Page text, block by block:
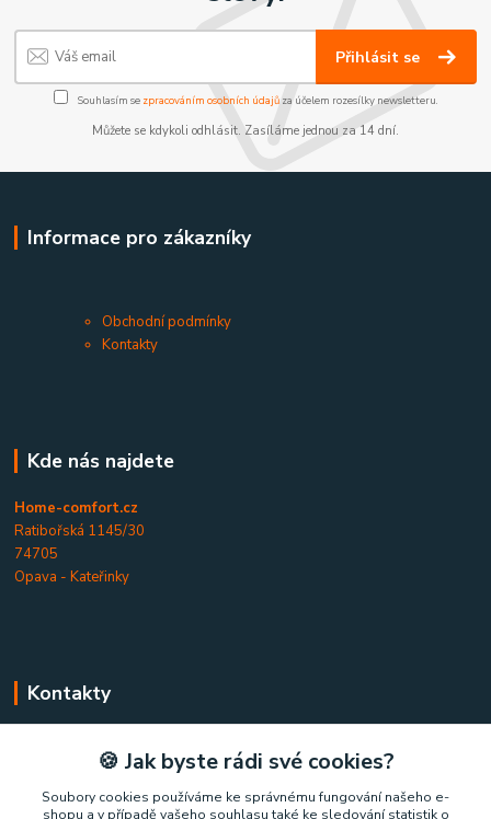
Přihlásit se
Souhlasím se zpracováním osobních údajůza účelem rozesílky newsletteru.
Můžete se kdykoli odhlásit. Zasíláme jednou za 14 dní.
Informace pro zákazníky
Obchodní podmínky
Kontakty
Kde nás najdete
Home-comfort.cz
Ratibořská 1145/30
74705
Opava - Kateřinky
Kontakty
+420 777 852 326
🍪 Jak byste rádi své cookies?
Soubory cookies používáme ke správnému fungování našeho e-
shopu a v případě vašeho souhlasu také ke sledování statistik o